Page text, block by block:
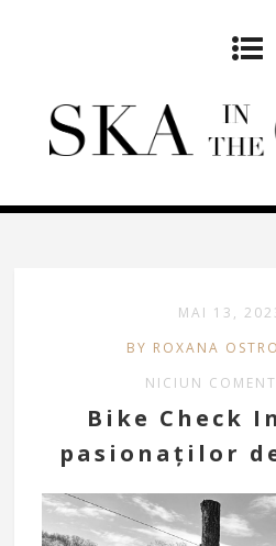
MAI 13,
BY ROXANA
NICIUN
Bike Check
pasionaților